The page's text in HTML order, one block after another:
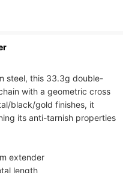
steel, this 33.3g double-
with a geometric cross
black/gold finishes, it
its anti-tarnish properties
extender
length